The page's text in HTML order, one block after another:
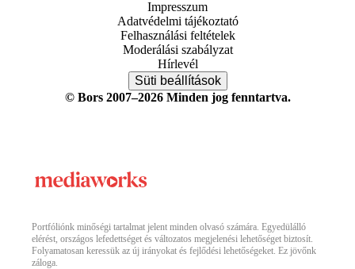
Impresszum
Adatvédelmi tájékoztató
Felhasználási feltételek
Moderálási szabályzat
Hírlevél
Süti beállítások
© Bors 2007–2026 Minden jog fenntartva.
Portfóliónk minőségi tartalmat jelent minden olvasó számára. Egyedülálló
elérést, országos lefedettséget és változatos megjelenési lehetőséget biztosít.
Folyamatosan keressük az új irányokat és fejlődési lehetőségeket. Ez jövőnk
záloga.